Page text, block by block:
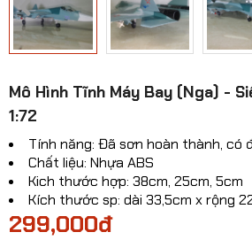
Mô hình quân sự
Mô hình Xe cổ
Tỷ lệ mô hình
Mô hình lắp ráp
Mô Hình Tĩnh Máy Bay (Nga) -
1:72
Tính năng: Đã sơn hoàn thành, có
Chất liệu: Nhựa ABS
Kich thước hợp: 38cm, 25cm, 5cm
Kích thước sp: dài 33,5cm x rộng
299,000đ